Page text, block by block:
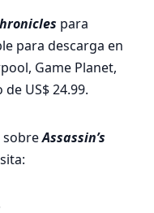
para
para descarga en
Game Planet,
US$ 24.99.
sobreAssassin’s